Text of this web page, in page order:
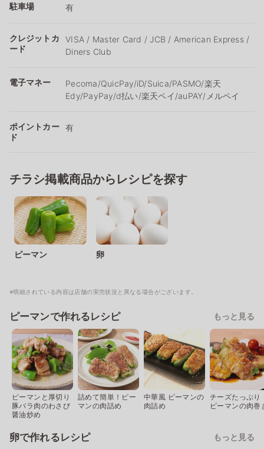
駐車場 有
クレジットカ
ード
VISA / Master Card / JCB / American Express /
Diners Club
電子マネー
Pecoma/QuicPay/iD/Suica/PASMO/楽天
Edy/PayPay/d払い/楽天ペイ/auPAY/メルペイ
ポイントカー
ド
有
チラシ掲載商品からレシピを探す
ピーマン 卵
※明細されている内容は店舗の実売状況と異なる場合がございます。
ピーマンで作れるレシピ もっと見る
ピーマンと厚切り
豚バラ肉のわさび
醤油炒め
詰めて簡単！ピー
マンの肉詰め
中華風 ピーマンの
肉詰め
チーズたっぷり
ピーマンの肉巻
卵で作れるレシピ もっと見る